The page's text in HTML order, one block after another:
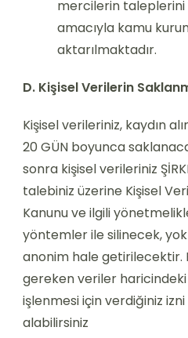
mercilerin
amacıyla kamu
aktarılmaktadır.
D. Kişisel Verilerin
Kişisel verileriniz, kaydın
20 GÜN boyunca
sonra kişisel verileriniz
talebiniz üzerine Kişisel
Kanunu ve ilgili
yöntemler ile silinecek,
anonim hale getirilecektir.
gereken veriler
işlenmesi için verdiğiniz
alabilirsiniz